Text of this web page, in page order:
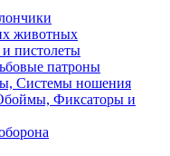
животных
и пистолеты
патроны
Системы ношения
Фиксаторы и